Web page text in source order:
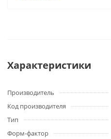
Характеристики
Производитель
Код производителя
Тип
Форм-фактор